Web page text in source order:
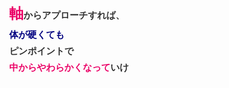
軸からアプローチすれば、
体が硬くても
ピンポイントで
中からやわらかくなっていけ